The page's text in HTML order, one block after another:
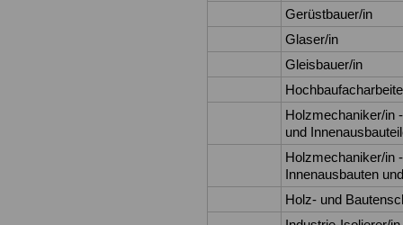
Gerüstbauer/in
Glaser/in
Gleisbauer/in
Holzmechaniker/in
und
Holzmechaniker/in
Innenausbauten
Holz- und